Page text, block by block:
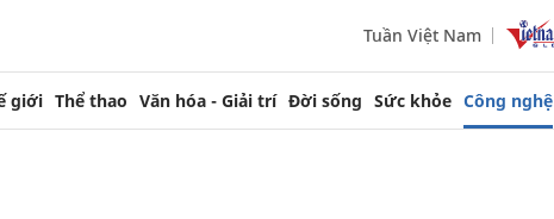
Tuần Việt Nam
giới Thể thao Văn hóa - Giải trí Đời sống Sức khỏe Công nghệ